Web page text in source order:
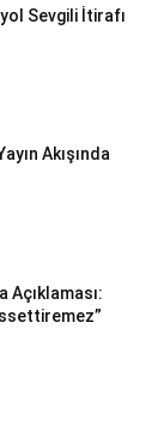
Sevgili İtirafı
Akışında
Açıklaması: